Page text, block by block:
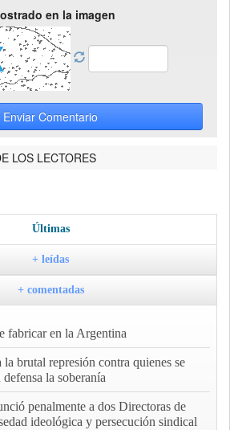
en la imagen
Enviar Comentario
LOS LECTORES
Últimas
+ leídas
+ comentadas
fabricar en la Argentina
brutal represión contra quienes se
la soberanía
penalmente a dos Directoras de
ideológica y persecución sindical